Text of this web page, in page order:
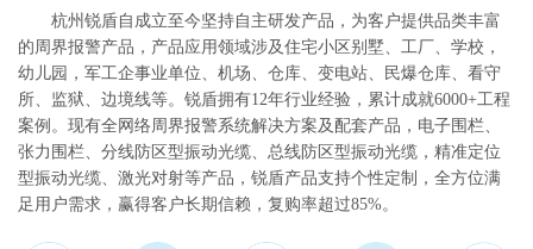
关于我们
联系我们
English
杭州锐盾自成立至今坚持自主研发产品，为客户提供品类丰富
的周界报警产品，产品应用领域涉及住宅小区别墅、工厂、学校，
幼儿园，军工企事业单位、机场、仓库、变电站、民爆仓库、看守
所、监狱、边境线等。锐盾拥有12年行业经验，累计成就6000+工程
案例。现有全网络周界报警系统解决方案及配套产品，电子围栏、
张力围栏、分线防区型振动光缆、总线防区型振动光缆，精准定位
型振动光缆、激光对射等产品，锐盾产品支持个性定制，全方位满
足用户需求，赢得客户长期信赖，复购率超过85%。